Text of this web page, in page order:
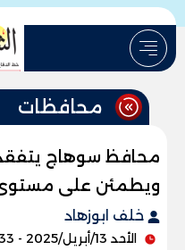
محافظات
محافظ سوهاج يتفقد
ويطمئن على
خلف ابوزهاد
الأحد 13/أبريل/2025 - 03:33 م